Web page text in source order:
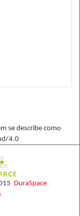
se describe como
4.0
DuraSpace